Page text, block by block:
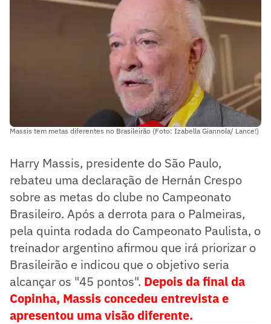
Massis tem metas diferentes no Brasileirão (Foto: Izabella Giannola/ Lance!)
Harry Massis, presidente do São Paulo,
rebateu uma declaração de Hernán Crespo
sobre as metas do clube no Campeonato
Brasileiro. Após a derrota para o Palmeiras,
pela quinta rodada do Campeonato Paulista, o
treinador argentino afirmou que irá priorizar o
Brasileirão e indicou que o objetivo seria
alcançar os "45 pontos". Depois da final da
Copinha, Massis concedeu entrevista e
apresentou uma visão diferente.